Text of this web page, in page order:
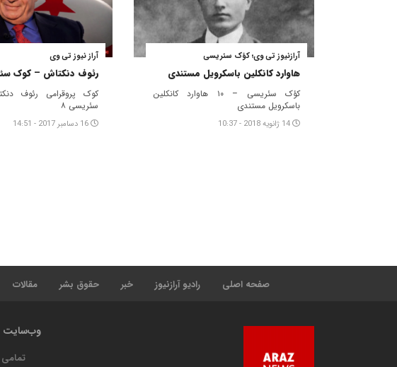
آرازنیوز تی وی؛ کؤک سئریسی
هاوارد کانکلین باسکرویل مستندی
کؤک سئریسی – ۱۰ هاوارد کانکلین
باسکرویل مستندی
14 ژانویه 2018 - 10:37
آراز نیوز تی وی
رئوف دنکتاش – کوک
کوک پروقرامی رئوف
سئریسی ۸
16 دسامبر 2017 - 14:51
صفحه اصلی رادیو آرازنیوز خبر حقوق بشر مقالات
وب‌سایت